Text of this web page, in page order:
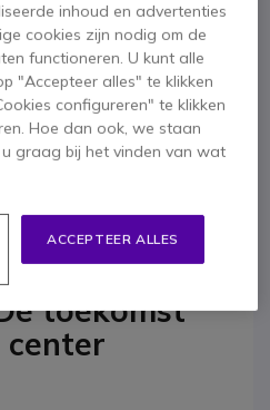
Garantie
50 II USB-A
toekomst
inhoud en advertenties
cookies zijn nodig om de
functioneren. U kunt alle
"Accepteer alles" te klikken
configureren" te klikken
Hoe dan ook, we staan
graag bij het vinden van wat
ACCEPTEER ALLES